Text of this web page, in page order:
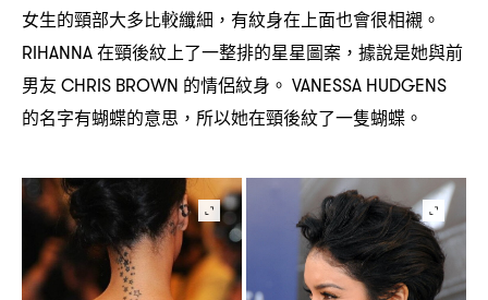
女生的頸部大多比較纖細 ， 有紋身在上面也會很相襯。
RIHANNA在頸後紋上了一整排的星星圖案 ， 據說是她與前
男友 CHRIS BROWN 的情侶紋身。 VANESSA HUDGENS
的名字有蝴蝶的意思 ， 所以她在頸後紋了一隻蝴蝶。